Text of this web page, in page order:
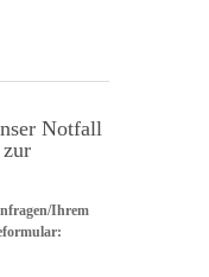
Notfall
Ihrem